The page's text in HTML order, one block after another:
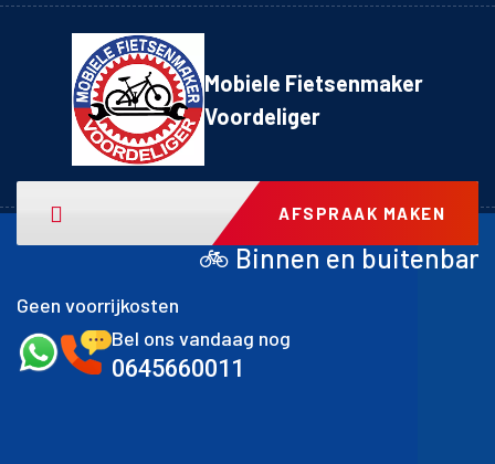
Mobiele Fietsenmaker
Voordeliger
AFSPRAAK MAKEN
🚲 Binnen en buitenband achter
Geen voorrijkosten
Bel ons vandaag nog
0645660011